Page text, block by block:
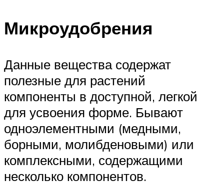
Микроудобрения
Данные вещества содержат
полезные для растений
компоненты в доступной, легкой
для усвоения форме. Бывают
одноэлементными (медными,
борными, молибденовыми) или
комплексными, содержащими
несколько компонентов.